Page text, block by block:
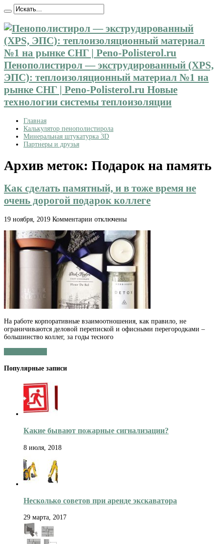
Пенополистирол — экструдированный (XPS,
ЭПС): теплоизоляционный материал №1 на
рынке СНГ | Peno-Polisterol.ru Новые
технологии системы теплоизоляции
Главная
Калькулятор пенополистирола
Минеральная штукатурка 3D
Партнеры и друзья
Архив меток: Подарок на память
Как сделать памятный, и в тоже время не
очень дорогой подарок коллеге
19 ноября, 2019 Комментарии к
Как
сделать
памятный,
в
тоже
время
очень
дорогой
коллеге
отключены
На работе корпоративные взаимоотношения, как правило, не
ограничиваются деловой перепиской и офисными перегородками –
большинство коллег, за годы тесного
Популярные записи
Какие бывают пожарные сигнализации?
8 июля, 2018
Несколько советов при аренде экскаватора
29 марта, 2017